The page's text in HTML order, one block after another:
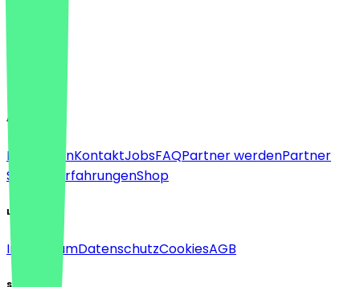
Deutsch
English
About
Für FirmenKontaktJobsFAQPartner werdenPartner
Support
ErfahrungenShop
Legal
ImpressumDatenschutzCookiesAGB